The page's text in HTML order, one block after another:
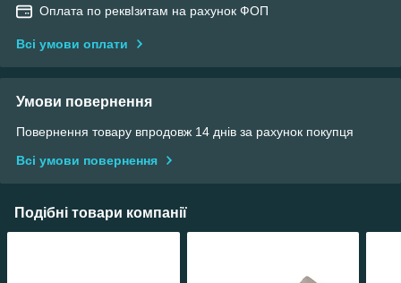
Оплата по реквІзитам на рахунок ФОП
Всі умови оплати
Умови повернення
Повернення товару впродовж 14 днів за рахунок покупця
Всі умови повернення
Подібні товари компанії